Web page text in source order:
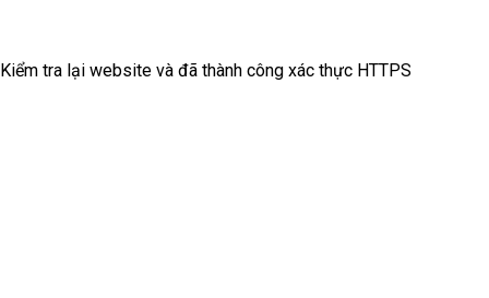
Kiểm tra lại website và đã thành công xác thực HTTPS